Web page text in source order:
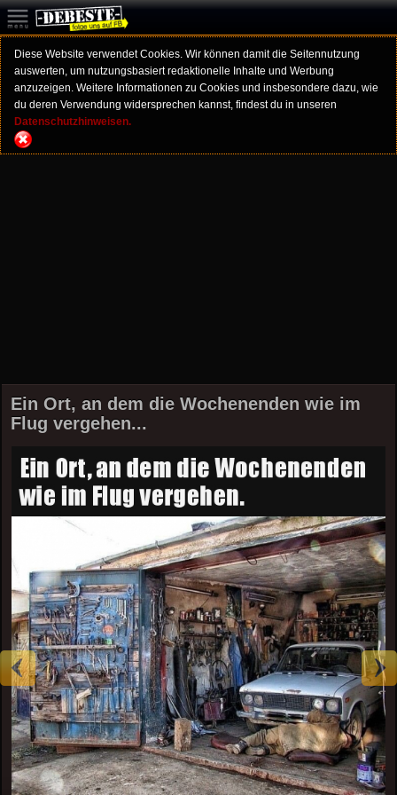
Diese Website verwendet Cookies. Wir können damit die Seitennutzung
auswerten, um nutzungsbasiert redaktionelle Inhalte und Werbung
anzuzeigen. Weitere Informationen zu Cookies und insbesondere dazu, wie
du deren Verwendung widersprechen kannst, findest du in unseren
Datenschutzhinweisen.
Ein Ort, an dem die Wochenenden wie im
Flug vergehen...